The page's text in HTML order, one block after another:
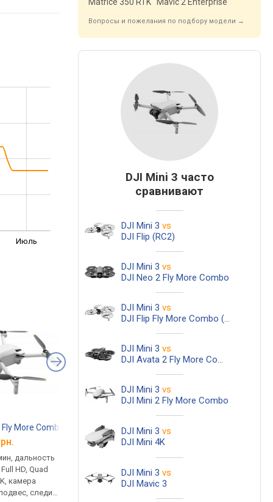
Июль
More Combo
дальность
HD, Quad
камера
следи
DJI Mini 4 Pro Fly More Combo (RC2)
от 35 599 грн.
полет до 34 мин, дальность
18 км, видео: Full HD, Ultra HD
4K, камера встроенная,
Вопросы и пожелания по подбору модели →
DJI Mini 3 часто
сравнивают
DJI Mini 3 vs
DJI Flip (RC2)
DJI Mini 3 vs
DJI Neo 2 Fly More Combo
DJI Mini 3 vs
DJI Flip Fly More Combo (RC2)
DJI Mini 3 vs
DJI Avata 2 Fly More Combo 3 Battery
DJI Mini 3 vs
DJI Mini 2 Fly More Combo
DJI Mini 3 vs
DJI Mini 4K
DJI Mini 3 vs
DJI Mavic 3